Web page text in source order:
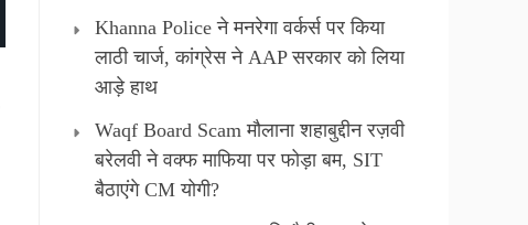
Khanna Police ने मनरेगा वर्कर्स पर किया
लाठी चार्ज, कांग्रेस ने AAP सरकार को लिया
आड़े हाथ
Waqf Board Scam मौलाना शहाबुद्दीन रज़वी
बरेलवी ने वक्फ माफिया पर फोड़ा बम, SIT
बैठाएंगे CM योगी?